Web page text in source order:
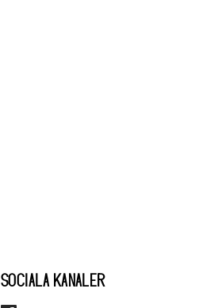
SOCIALA KANALER